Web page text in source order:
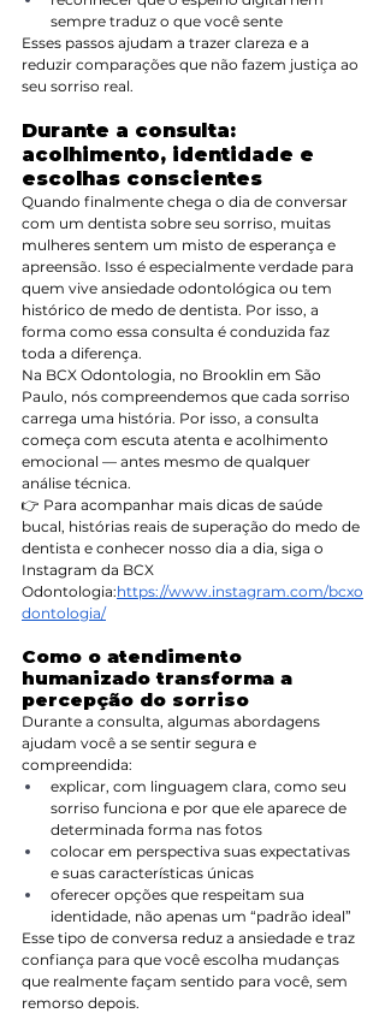
sempre traduz o que você sente
Esses passos ajudam a trazer clareza e a
reduzir comparações que não fazem justiça ao
seu sorriso real.
Durante a consulta:
acolhimento, identidade e
escolhas conscientes
Quando finalmente chega o dia de conversar
com um dentista sobre seu sorriso, muitas
mulheres sentem um misto de esperança e
apreensão. Isso é especialmente verdade para
quem vive ansiedade odontológica ou tem
histórico de medo de dentista. Por isso, a
forma como essa consulta é conduzida faz
toda a diferença.
Na BCX Odontologia, no Brooklin em São
Paulo, nós compreendemos que cada sorriso
carrega uma história. Por isso, a consulta
começa com escuta atenta e acolhimento
emocional — antes mesmo de qualquer
análise técnica.
👉 Para acompanhar mais dicas de saúde
bucal, histórias reais de superação do medo de
dentista e conhecer nosso dia a dia, siga o
Instagram da BCX
Odontologia:https://www.instagram.com/bcxo
dontologia/
Como o atendimento
humanizado transforma a
percepção do sorriso
Durante a consulta, algumas abordagens
ajudam você a se sentir segura e
compreendida:
explicar, com linguagem clara, como seu
sorriso funciona e por que ele aparece de
determinada forma nas fotos
colocar em perspectiva suas expectativas
e suas características únicas
oferecer opções que respeitam sua
identidade, não apenas um “padrão ideal”
Esse tipo de conversa reduz a ansiedade e traz
confiança para que você escolha mudanças
que realmente façam sentido para você, sem
remorso depois.